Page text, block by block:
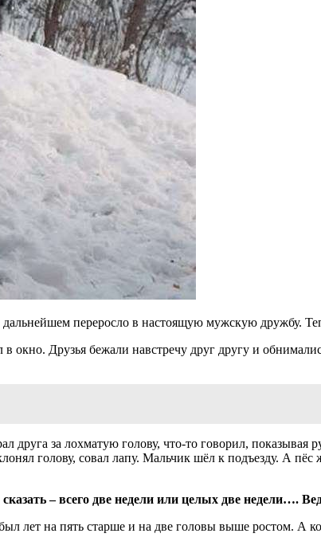
дальнейшем переросло в настоящую мужскую дружбу.
Друзья бежали навстречу друг другу и
друга за лохматую голову, что-то говорил,
голову, совал лапу. Мальчик шёл к подъезду. А
– всего две недели или целых две недели….
лет на пять старше и на две головы выше ростом. А